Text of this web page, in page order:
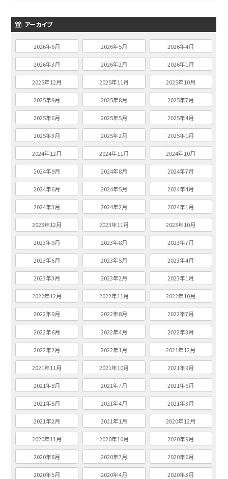
アーカイブ
2026年6月 2026年5月 2026年4月
2026年3月 2026年2月 2026年1月
2025年12月 2025年11月 2025年10月
2025年9月 2025年8月 2025年7月
2025年6月 2025年5月 2025年4月
2025年3月 2025年2月 2025年1月
2024年12月 2024年11月 2024年10月
2024年9月 2024年8月 2024年7月
2024年6月 2024年5月 2024年4月
2024年3月 2024年2月 2024年1月
2023年12月 2023年11月 2023年10月
2023年9月 2023年8月 2023年7月
2023年6月 2023年5月 2023年4月
2023年3月 2023年2月 2023年1月
2022年12月 2022年11月 2022年10月
2022年9月 2022年8月 2022年7月
2022年6月 2022年4月 2022年3月
2022年2月 2022年1月 2021年12月
2021年11月 2021年10月 2021年9月
2021年8月 2021年7月 2021年6月
2021年5月 2021年4月 2021年3月
2021年2月 2021年1月 2020年12月
2020年11月 2020年10月 2020年9月
2020年8月 2020年7月 2020年6月
2020年5月 2020年4月 2020年3月